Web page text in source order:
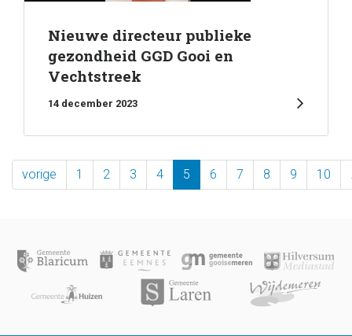
Nieuwe directeur publieke
gezondheid GGD Gooi en
Vechtstreek
14 december 2023
vorige 1 2 3 4 5 6 7 8 9 10